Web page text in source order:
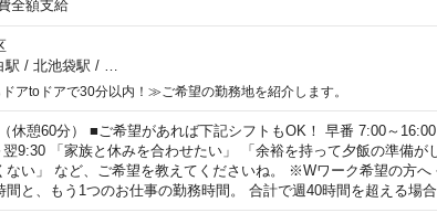
全額支給
駅 / 北池袋駅 /
アtoドアで30分以内！≫ご希望の勤務地を紹介します。
休憩60分） ■ご希望があれば下記シフトもOK！ 早番 7:00～
9:30 「家族と休みを合わせたい」 「余裕を持って夕飯の準備が
ない」 など、ご希望を教えてくださいね。 ※Wワーク希望の方へ
間と、もう1つのお仕事の勤務時間。 合計で週40時間を超える場